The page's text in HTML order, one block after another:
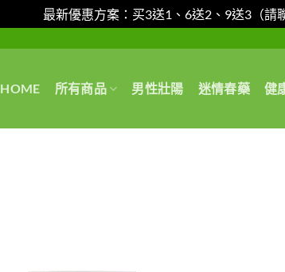
最新優惠方案：买3送1、6送2、9送3（請
HOME 所有商品 男性壯陽 迷情春藥 健